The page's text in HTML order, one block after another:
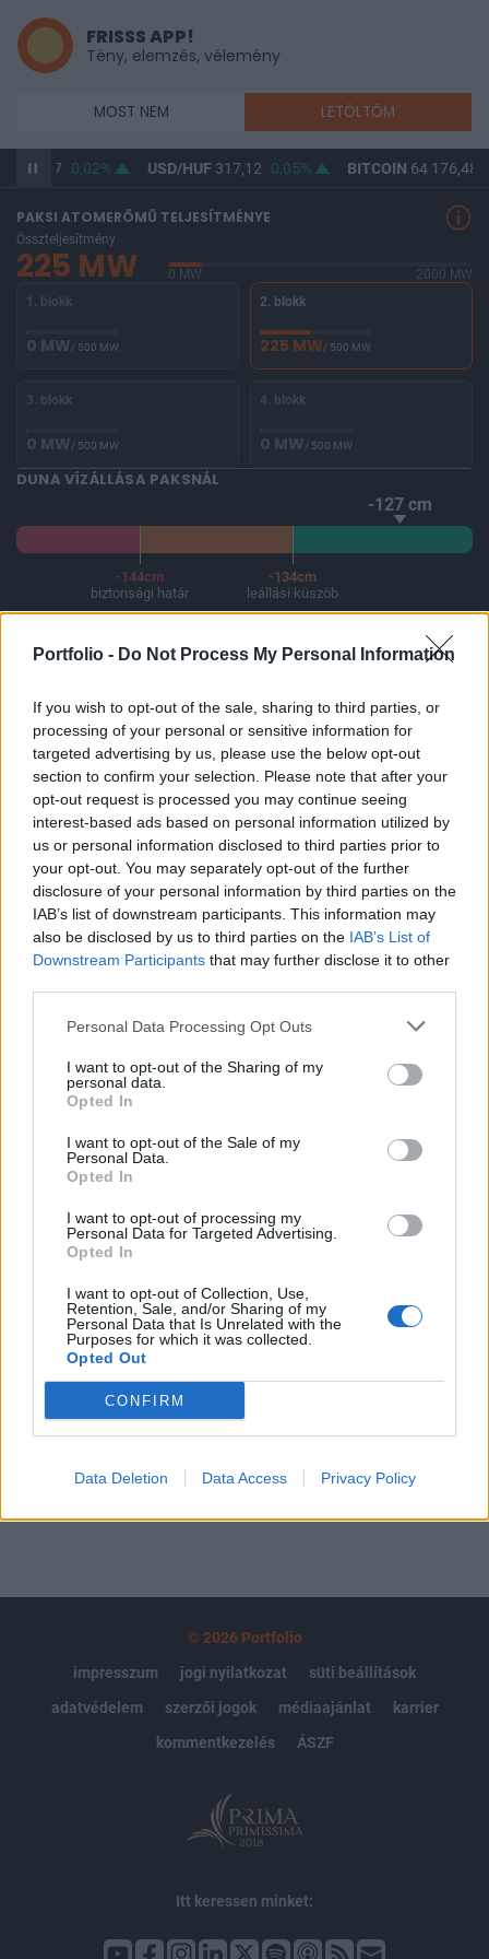
Portfolio - Do Not Process My Personal Information
If you wish to opt-out of the sale, sharing to third parties, or
processing of your personal or sensitive information for
targeted advertising by us, please use the below opt-out
section to confirm your selection. Please note that after your
opt-out request is processed you may continue seeing
interest-based ads based on personal information utilized by
us or personal information disclosed to third parties prior to
your opt-out. You may separately opt-out of the further
disclosure of your personal information by third parties on the
IAB’s list of downstream participants. This information may
also be disclosed by us to third parties on the IAB’s List of
Downstream Participants that may further disclose it to other
Personal Data Processing Opt Outs
I want to opt-out of the Sharing of my
personal data.
Opted In
I want to opt-out of the Sale of my
Personal Data.
Opted In
I want to opt-out of processing my
Personal Data for Targeted Advertising.
Opted In
I want to opt-out of Collection, Use,
Retention, Sale, and/or Sharing of my
Personal Data that Is Unrelated with the
Purposes for which it was collected.
Opted Out
CONFIRM
Data Deletion Data Access Privacy Policy
FRISSS APP!
Tény, elemzés, vélemény
MOST NEM LETÖLTÖM
365,47 0,02% USD/HUF 317,12 0,05% BITCOIN 64 176,48
PAKSI ATOMERŐMŰ TELJESÍTMÉNYE
Összteljesítmény
225 MW 0 MW
2000 MW
1. blokk
0 MW/ 500 MW
2. blokk
225 MW/ 500 MW
3. blokk
0 MW/ 500 MW
4. blokk
0 MW/ 500 MW
DUNA VÍZÁLLÁSA PAKSNÁL
-127 cm
-144cm
biztonsági határ
-134cm
leállási küszöb
A Paksi Atomerőmű összteljesítménye 225 MW. A Duna
ELŐFIZETŐI TARTALOM
Tovább emelkedik az olajár
Portfolio
2026. július 08. 10:27
A Brent árfolyama már átlépte a 77 dolláros hordónkénti
árszintet is, miután az elnök úgy fogalmazott, hogy az
elmúlt órák eseményeinek hatására, véget ért az Iránnal
KEDVES OLVASÓNK!
A keresett cikk a portfolio.hu hírarchívumához
tartozik, melynek olvasása előfizetéses
regisztrációhoz kötött.
Az előfizetés a következőket tartalmazza:
Kötéslisták: BÉT elmúlt 2 év napon belüli
kötéslistái
Előfizetés
MÁR ELŐFIZETŐNK VAGY? BEJELENTKEZÉS
© 2026 Portfolio
impresszum
jogi nyilatkozat
süti beállítások
adatvédelem
szerzői jogok médiaajánlat
karrier
kommentkezelés
ÁSZF
Itt keressen minket: